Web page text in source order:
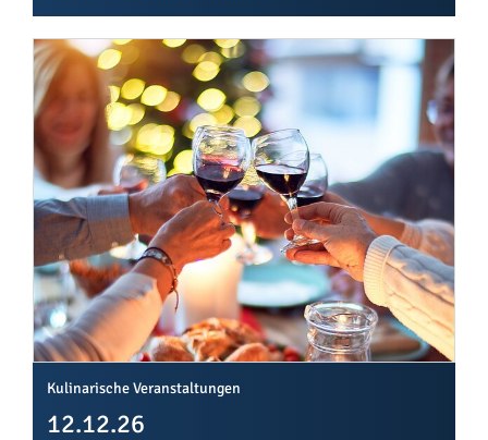
Kulinarische Veranstaltungen
12.12.26